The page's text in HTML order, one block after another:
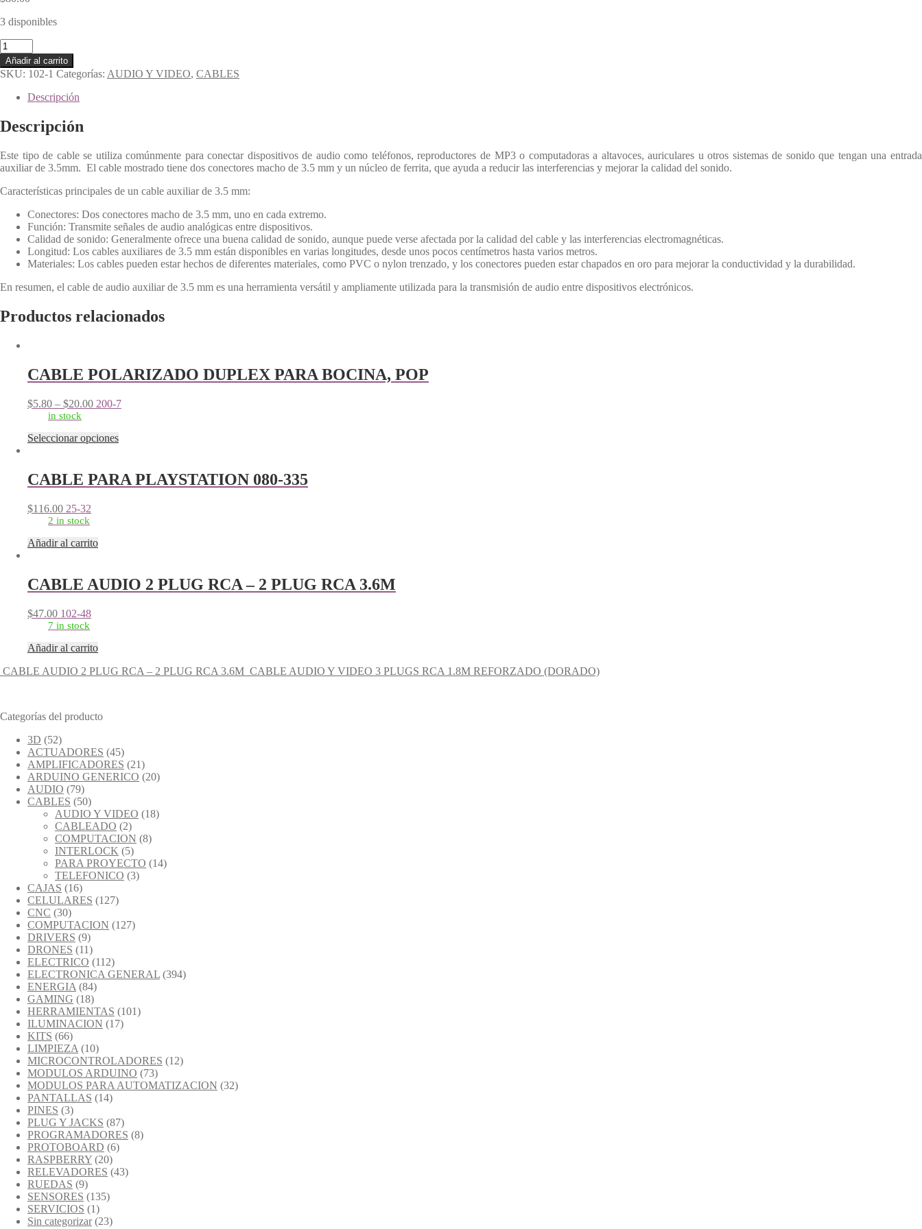
3 disponibles
CABLE
AUXILIAR
cantidad
Añadir al carrito
SKU: 102-1 Categorías: AUDIO Y VIDEO, CABLES
Descripción
Descripción
Este tipo de cable se utiliza comúnmente para conectar dispositivos de audio como teléfonos, reproductores de MP3 o computadoras a altavoces, auriculares u otros sistemas de sonido que tengan una entrada
auxiliar de 3.5mm. El cable mostrado tiene dos conectores macho de 3.5 mm y un núcleo de ferrita, que ayuda a reducir las interferencias y mejorar la calidad del sonido.
Características principales de un cable auxiliar de 3.5 mm:
Conectores: Dos conectores macho de 3.5 mm, uno en cada extremo.
Función: Transmite señales de audio analógicas entre dispositivos.
Calidad de sonido: Generalmente ofrece una buena calidad de sonido, aunque puede verse afectada por la calidad del cable y las interferencias electromagnéticas.
Longitud: Los cables auxiliares de 3.5 mm están disponibles en varias longitudes, desde unos pocos centímetros hasta varios metros.
Materiales: Los cables pueden estar hechos de diferentes materiales, como PVC o nylon trenzado, y los conectores pueden estar chapados en oro para mejorar la conductividad y la durabilidad.
En resumen, el cable de audio auxiliar de 3.5 mm es una herramienta versátil y ampliamente utilizada para la transmisión de audio entre dispositivos electrónicos.
Productos relacionados
CABLE POLARIZADO DUPLEX PARA BOCINA, POP
$5.80 – $20.00 200-7
in stock
Seleccionar opcionesEste
múltiples
variantes.
página
CABLE PARA PLAYSTATION 080-335
$116.00 25-32
2 in stock
Añadir al carrito
CABLE AUDIO 2 PLUG RCA – 2 PLUG RCA 3.6M
$47.00 102-48
7 in stock
Añadir al carrito
CABLE AUDIO 2 PLUG RCA – 2 PLUG RCA 3.6M CABLE AUDIO Y VIDEO 3 PLUGS RCA 1.8M REFORZADO (DORADO)
Categorías del producto
3D (52)
ACTUADORES (45)
AMPLIFICADORES (21)
ARDUINO GENERICO (20)
AUDIO (79)
CABLES (50)
AUDIO Y VIDEO (18)
CABLEADO (2)
COMPUTACION (8)
INTERLOCK (5)
PARA PROYECTO (14)
TELEFONICO (3)
CAJAS (16)
CELULARES (127)
CNC (30)
COMPUTACION (127)
DRIVERS (9)
DRONES (11)
ELECTRICO (112)
ELECTRONICA GENERAL (394)
ENERGIA (84)
GAMING (18)
HERRAMIENTAS (101)
ILUMINACION (17)
KITS (66)
LIMPIEZA (10)
MICROCONTROLADORES (12)
MODULOS ARDUINO (73)
MODULOS PARA AUTOMATIZACION (32)
PANTALLAS (14)
PINES (3)
PLUG Y JACKS (87)
PROGRAMADORES (8)
PROTOBOARD (6)
RASPBERRY (20)
RELEVADORES (43)
RUEDAS (9)
SENSORES (135)
SERVICIOS (1)
Sin categorizar (23)